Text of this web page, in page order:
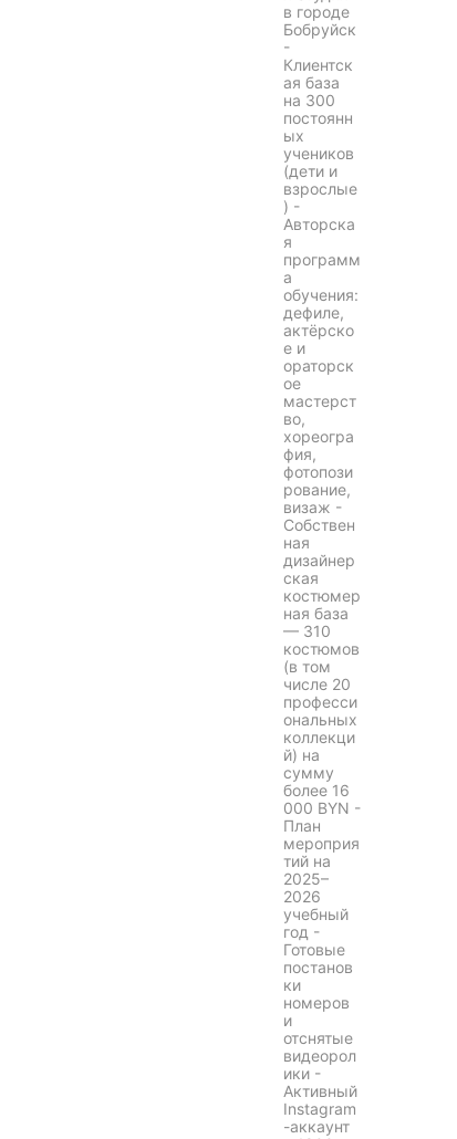
в городе
Бобруйск
-
Клиентск
ая база
на 300
постоянн
ых
учеников
(дети и
взрослые
) -
Авторска
я
программ
а
обучения:
дефиле,
актёрско
е и
ораторск
ое
мастерст
во,
хореогра
фия,
фотопози
рование,
визаж -
Собствен
ная
дизайнер
ская
костюмер
ная база
— 310
костюмов
(в том
числе 20
професси
ональных
коллекци
й) на
сумму
более 16
000 BYN -
План
мероприя
тий на
2025–
2026
учебный
год -
Готовые
постанов
ки
номеров
и
отснятые
видеорол
ики -
Активный
Instagram
-аккаунт